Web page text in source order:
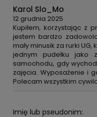
Karol Slo_Mo
12 grudnia 2025
Kupiłem, korzystając z
jestem bardzo
mały minusik za rurki
jednym pudełku jako
samochodu, gdy
zajęcia. Wyposażenie i
Polecam wszystkim
Imię lub pseudonim: